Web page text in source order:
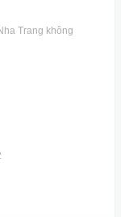
Trang không